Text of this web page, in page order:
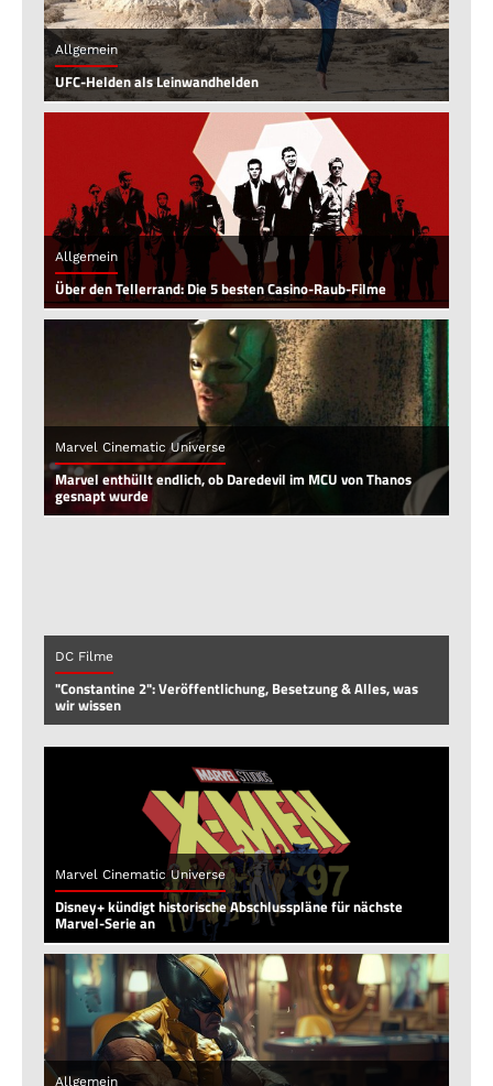
Allgemein
UFC-Helden als Leinwandhelden
Allgemein
Über den Tellerrand: Die 5 besten Casino-Raub-Filme
Marvel Cinematic Universe
Marvel enthüllt endlich, ob Daredevil im MCU von Thanos
gesnapt wurde
DC Filme
"Constantine 2": Veröffentlichung, Besetzung & Alles, was
wir wissen
Marvel Cinematic Universe
Disney+ kündigt historische Abschlusspläne für nächste
Marvel-Serie an
Allgemein